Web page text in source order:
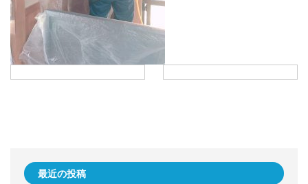
最近の投稿